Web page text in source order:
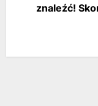
znaleźć!